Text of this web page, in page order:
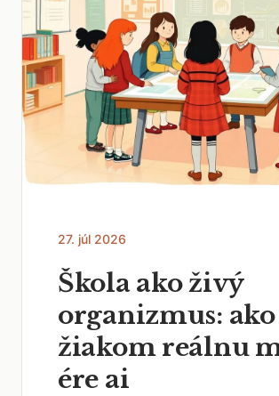
27. júl 2026
Škola ako živý
organizmus:
žiakom reálnu
ére ai